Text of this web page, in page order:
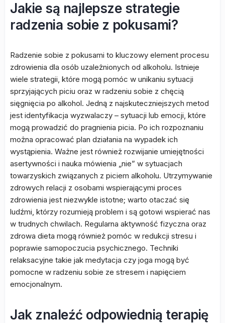
Jakie są najlepsze strategie
radzenia sobie z pokusami?
Radzenie sobie z pokusami to kluczowy element procesu
zdrowienia dla osób uzależnionych od alkoholu. Istnieje
wiele strategii, które mogą pomóc w unikaniu sytuacji
sprzyjających piciu oraz w radzeniu sobie z chęcią
sięgnięcia po alkohol. Jedną z najskuteczniejszych metod
jest identyfikacja wyzwalaczy – sytuacji lub emocji, które
mogą prowadzić do pragnienia picia. Po ich rozpoznaniu
można opracować plan działania na wypadek ich
wystąpienia. Ważne jest również rozwijanie umiejętności
asertywności i nauka mówienia „nie” w sytuacjach
towarzyskich związanych z piciem alkoholu. Utrzymywanie
zdrowych relacji z osobami wspierającymi proces
zdrowienia jest niezwykle istotne; warto otaczać się
ludźmi, którzy rozumieją problem i są gotowi wspierać nas
w trudnych chwilach. Regularna aktywność fizyczna oraz
zdrowa dieta mogą również pomóc w redukcji stresu i
poprawie samopoczucia psychicznego. Techniki
relaksacyjne takie jak medytacja czy joga mogą być
pomocne w radzeniu sobie ze stresem i napięciem
emocjonalnym.
Jak znaleźć odpowiednią terapię